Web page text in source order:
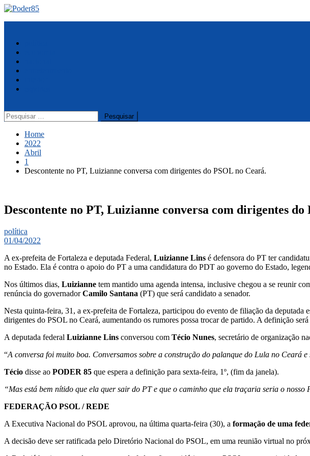
Skip
Pesquisar
por:
Home
2022
Abril
1
Descontente no PT, Luizianne conversa com dirigentes do PSOL no Ceará.
Descontente no PT, Luizianne conversa com dirigentes do
política
01/04/2022
A ex-prefeita de Fortaleza e deputada Federal, Luizianne Lins é defensora do PT ter
no Estado. Ela é contra o apoio do PT a uma candidatura do PDT ao governo do Estado,
Nos últimos dias, Luizianne tem mantido uma agenda intensa, inclusive chegou a se reunir
renúncia do governadorCamilo Santana (PT) que será candidato a senador.
Nesta quinta-feira, 31, a ex-prefeita de Fortaleza, participou do evento de filiação da deputada
dirigentes do PSOL no Ceará, aumentando os rumores possa trocar de partido. A definição
A deputada federal Luizianne Lins conversou com Técio Nunes, secretário de organização
“A conversa foi muito boa. Conversamos sobre a construção do palanque do Lula no Ceará
Técio disse ao PODER 85 que espera a definição para sexta-feira, 1º, (fim da janela).
“Mas está bem nítido que ela quer sair do PT e que o caminho que ela traçaria seria o nosso
FEDERAÇÃO PSOL / REDE
A Executiva Nacional do PSOL aprovou, na última quarta-feira (30), a formação de uma
A decisão deve ser ratificada pelo Diretório Nacional do PSOL, em uma reunião virtual no